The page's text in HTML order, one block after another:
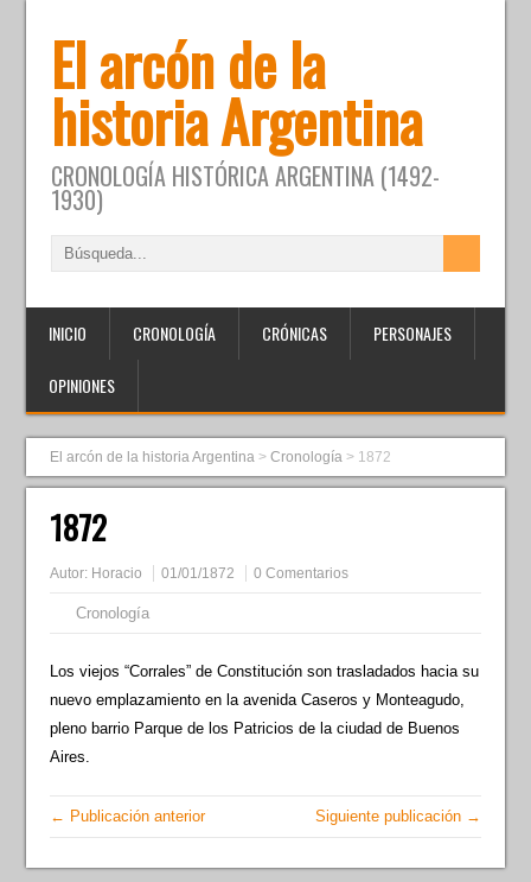
El arcón de la
historia Argentina
CRONOLOGÍA HISTÓRICA ARGENTINA (1492-
1930)
INICIO CRONOLOGÍA CRÓNICAS PERSONAJES
OPINIONES
El arcón de la historia Argentina >Cronología > 1872
1872
Autor: Horacio 01/01/1872 0 Comentarios
Cronología
Los viejos “Corrales” de Constitución son trasladados hacia su
nuevo emplazamiento en la avenida Caseros y Monteagudo,
pleno barrio Parque de los Patricios de la ciudad de Buenos
Aires.
← Publicación anterior Siguiente publicación →